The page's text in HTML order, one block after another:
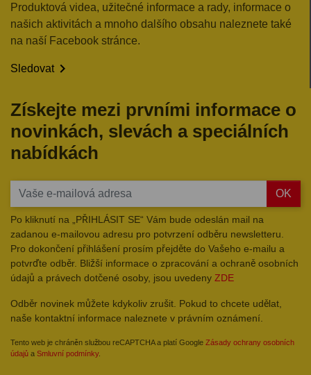
Produktová videa, užitečné informace a rady, informace o
našich aktivitách a mnoho dalšího obsahu naleznete také
na naší Facebook stránce.
Sledovat
Získejte mezi prvními informace o
novinkách, slevách a speciálních
nabídkách
OK
Po kliknutí na „PŘIHLÁSIT SE“ Vám bude odeslán mail na
zadanou e-mailovou adresu pro potvrzení odběru newsletteru.
Pro dokončení přihlášení prosím přejděte do Vašeho e-mailu a
potvrďte odběr. Bližší informace o zpracování a ochraně osobních
údajů a právech dotčené osoby, jsou uvedeny ZDE
Odběr novinek můžete kdykoliv zrušit. Pokud to chcete udělat,
naše kontaktní informace naleznete v právním oznámení.
Tento web je chráněn službou reCAPTCHA a platí Google Zásady ochrany osobních
údajů a Smluvní podmínky.